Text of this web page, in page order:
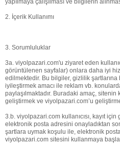
yapılmaya çalışılması ve bilgilerin
2. İçerik Kullanımı
3. Sorumluluklar
3a. viyolpazari.com'u ziyaret eden
görüntülenen sayfalar) onlara daha iyi
edilmektedir. Bu bilgiler, gizlilik şartlarına
iyileştirmek amacı ile reklam vb.
paylaşılmaktadır. Buradaki amaç, sitenin
geliştirmek ve viyolpazari.com’u
3.b. viyolpazari.com kullanıcısı, kayıt
elektronik posta adresini onayladıktan
şartlara uymak koşulu ile, elektronik
viyolpazari.com sitesini kullanmaya